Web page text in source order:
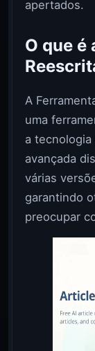
apertados.
O que é
A
uma
a
avançada
várias
garantindo
preocupar